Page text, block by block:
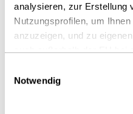
analysieren, zur Erstellung
Nutzungsprofilen, um
anzuzeigen, und zu
auch außerhalb der EU bei
Regelungen das Risiko des
auszuschließen ist. Sie
Notwendig
Restrukturierung &
Gesellschaftsrecht / M&A